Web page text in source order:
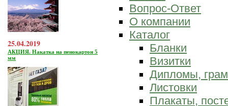
25.04.2019
АКЦИЯ. Накатка на пенокартон 5
мм
Вопрос-Ответ
О компании
Каталог
Бланки
Визитки
Дипломы,
Листовки
Плакаты,